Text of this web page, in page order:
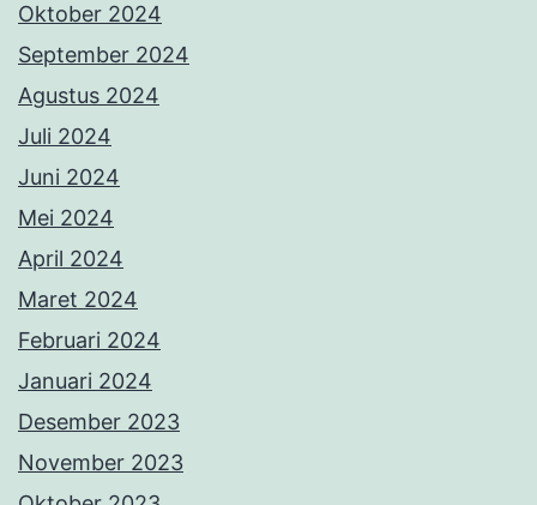
Oktober 2024
September 2024
Agustus 2024
Juli 2024
Juni 2024
Mei 2024
April 2024
Maret 2024
Februari 2024
Januari 2024
Desember 2023
November 2023